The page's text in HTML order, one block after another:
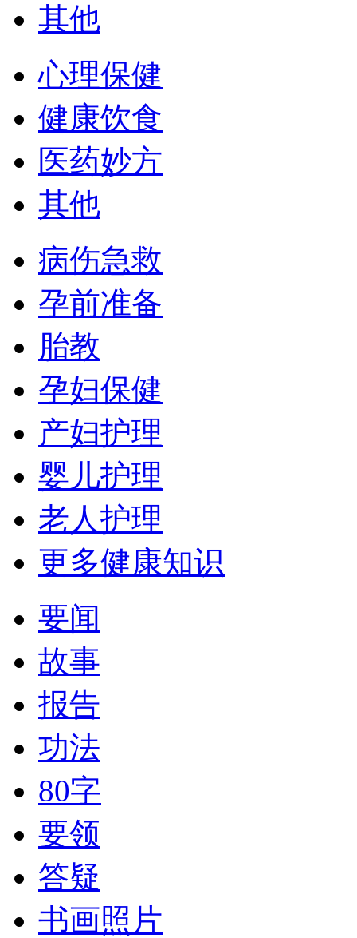
其他
心理保健
健康饮食
医药妙方
其他
病伤急救
孕前准备
胎教
孕妇保健
产妇护理
婴儿护理
老人护理
更多健康知识
要闻
故事
报告
功法
80字
要领
答疑
书画照片